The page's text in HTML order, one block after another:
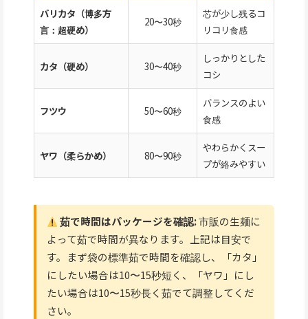
バリカタ（博多方
言：超硬め）
20〜30秒
芯が少し残るコ
リコリ食感
カタ（硬め） 30〜40秒
しっかりとした
コシ
フツウ 50〜60秒
バランスのよい
食感
ヤワ（柔らかめ） 80〜90秒
やわらかくスー
プが絡みやすい
茹で時間はパッケージを確認:市販の生麺に
よって茹で時間が異なります。上記は目安で
す。まず袋の標準茹で時間を確認し、「カタ」
にしたい場合は10〜15秒短く、「ヤワ」にし
たい場合は10〜15秒長く茹でて調整してくだ
さい。